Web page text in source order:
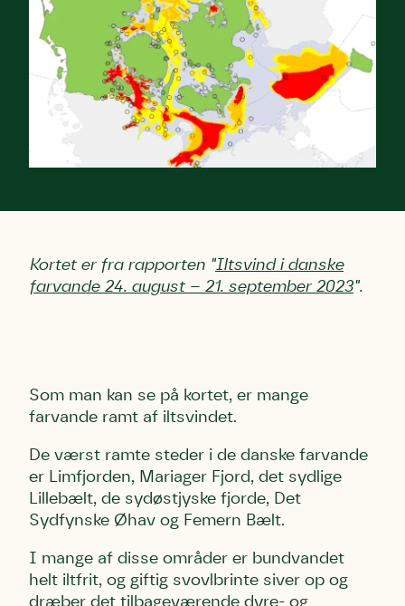
Kortet er fra rapporten "Iltsvind i danske
farvande 24. august – 21. september 2023".
Som man kan se på kortet, er mange
farvande ramt af iltsvindet.
De værst ramte steder i de danske farvande
er Limfjorden, Mariager Fjord, det sydlige
Lillebælt, de sydøstjyske fjorde, Det
Sydfynske Øhav og Femern Bælt.
I mange af disse områder er bundvandet
helt iltfrit, og giftig svovlbrinte siver op og
dræber det tilbageværende dyre- og